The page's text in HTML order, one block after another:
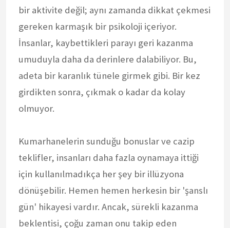
bir aktivite değil; aynı zamanda dikkat çekmesi
gereken karmaşık bir psikoloji içeriyor.
İnsanlar, kaybettikleri parayı geri kazanma
umuduyla daha da derinlere dalabiliyor. Bu,
adeta bir karanlık tünele girmek gibi. Bir kez
girdikten sonra, çıkmak o kadar da kolay
olmuyor.
Kumarhanelerin sunduğu bonuslar ve cazip
teklifler, insanları daha fazla oynamaya ittiği
için kullanılmadıkça her şey bir illüzyona
dönüşebilir. Hemen hemen herkesin bir 'şanslı
gün' hikayesi vardır. Ancak, sürekli kazanma
beklentisi, çoğu zaman onu takip eden